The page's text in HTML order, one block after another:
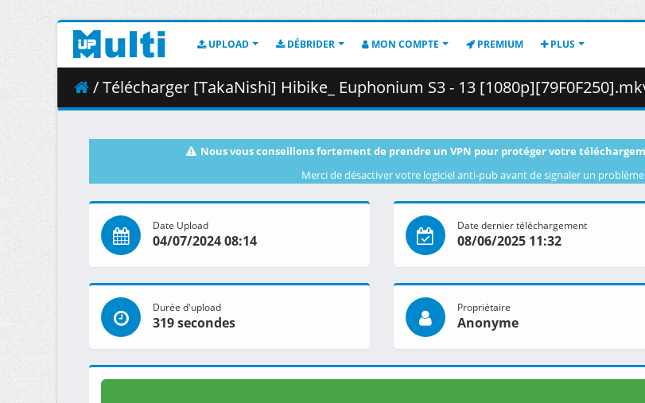
UPLOAD DÉBRIDER MON COMPTE PREMIUM PLUS
/ Télécharger [TakaNishi] Hibike_ Euphonium S3 - 13
Nous vous conseillons fortement de prendre un VPN pour protéger votre
Merci de désactiver votre logiciel anti-pub avant de signaler un
Date Upload
04/07/2024 08:14
Date dernier téléchargement
08/06/2025 11:32
Durée d'upload
319 secondes
Propriétaire
Anonyme